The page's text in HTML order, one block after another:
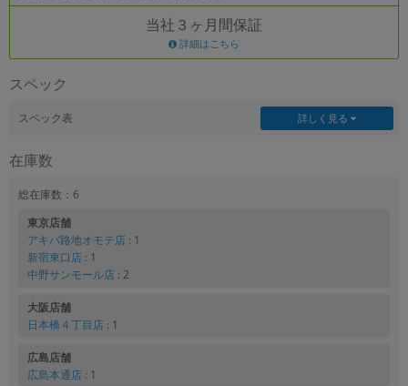
当社３ヶ月間保証
詳細はこちら
スペック
スペック表 詳しく見る
在庫数
総在庫数：6
東京店舗
アキバ路地オモテ店 : 1
新宿東口店 : 1
中野サンモール店 : 2
大阪店舗
日本橋４丁目店 : 1
広島店舗
広島本通店 : 1